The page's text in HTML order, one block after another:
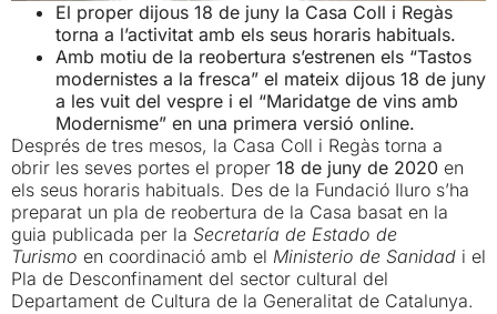
El proper dijous 18 de juny la Casa Coll i Regàs
torna a l’activitat amb els seus horaris habituals.
Amb motiu de la reobertura s’estrenen els “Tastos
modernistes a la fresca” el mateix dijous 18 de juny
a les vuit del vespre i el “Maridatge de vins amb
Modernisme” en una primera versió online.
Després de tres mesos, la Casa Coll i Regàs torna a
obrir les seves portes el proper 18 de juny de 2020 en
els seus horaris habituals. Des de la Fundació Iluro s’ha
preparat un pla de reobertura de la Casa basat en la
guia publicada per la Secretaría de Estado de
Turismo en coordinació amb el Ministerio de Sanidad i el
Pla de Desconfinament del sector cultural del
Departament de Cultura de la Generalitat de Catalunya.